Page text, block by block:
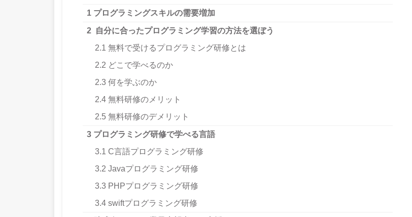
1 プログラミングスキルの需要増加
2 自分に合ったプログラミング学習の方法を選ぼう
2.1 無料で受けるプログラミング研修とは
2.2 どこで学べるのか
2.3 何を学ぶのか
2.4 無料研修のメリット
2.5 無料研修のデメリット
3 プログラミング研修で学べる言語
3.1 C言語プログラミング研修
3.2 Javaプログラミング研修
3.3 PHPプログラミング研修
3.4 swiftプログラミング研修